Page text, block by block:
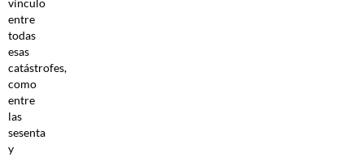
vínculo
entre
todas
esas
catástrofes,
como
entre
las
sesenta
y